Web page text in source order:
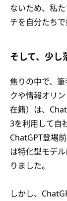
ないため、私
チを自分たちで
そして、少し
焦りの中で、
クや情報オリ
在籍）は、
3を利用して自
ChatGPT登場
は特化型モデ
りました。
しかし、